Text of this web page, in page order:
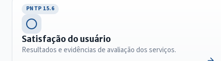
PNTP 15.6
Satisfação do usuário
Resultados e evidências de avaliação dos serviços.